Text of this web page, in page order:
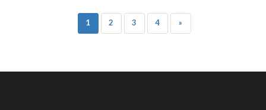
1 2 3 4 »